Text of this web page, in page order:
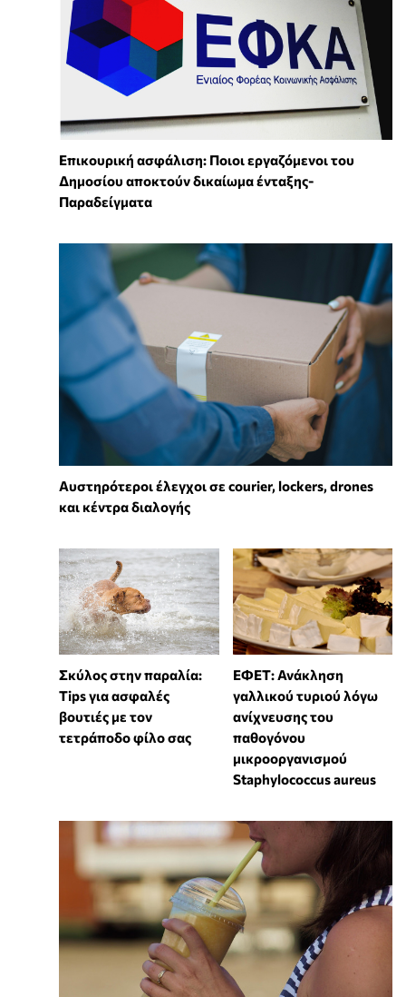
Επικουρική ασφάλιση: Ποιοι εργαζόμενοι του
Δημοσίου αποκτούν δικαίωμα ένταξης-
Παραδείγματα
Αυστηρότεροι έλεγχοι σε courier, lockers, drones
και κέντρα διαλογής
Σκύλος στην παραλία:
Tips για ασφαλές
βουτιές με τον
τετράποδο φίλο σας
ΕΦΕΤ: Ανάκληση
γαλλικού τυριού λόγω
ανίχνευσης του
παθογόνου
μικροοργανισμού
Staphylococcus aureus